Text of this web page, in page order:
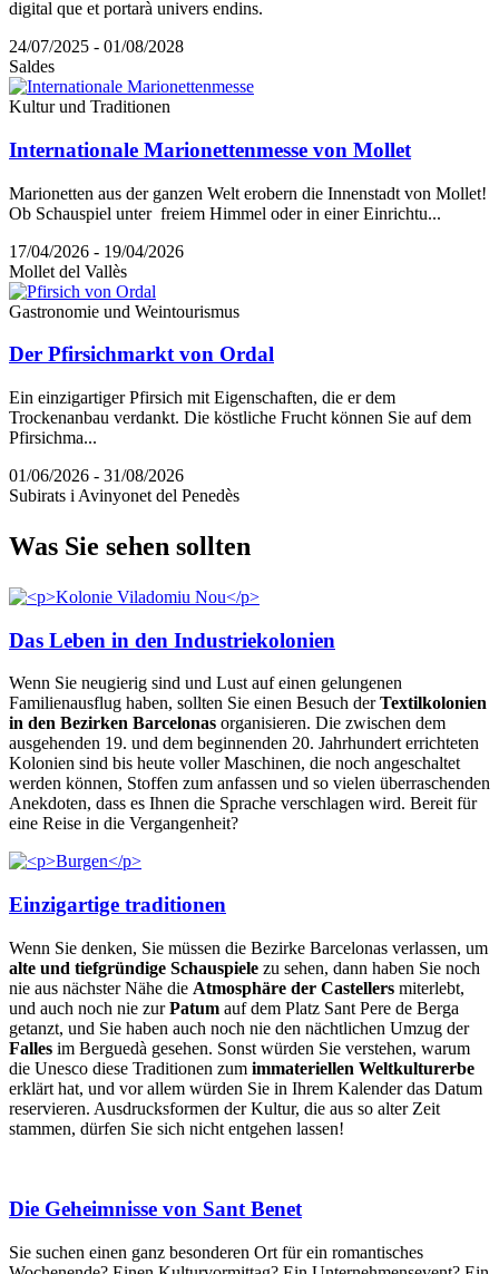
digital que et portarà univers endins.
24/07/2025 - 01/08/2028
Saldes
Kultur und Traditionen
Internationale Marionettenmesse von Mollet
Marionetten aus der ganzen Welt erobern die Innenstadt von Mollet!
Ob Schauspiel unter freiem Himmel oder in einer Einrichtu...
17/04/2026 - 19/04/2026
Mollet del Vallès
Gastronomie und Weintourismus
Der Pfirsichmarkt von Ordal
Ein einzigartiger Pfirsich mit Eigenschaften, die er dem
Trockenanbau verdankt. Die köstliche Frucht können Sie auf dem
Pfirsichma...
01/06/2026 - 31/08/2026
Subirats i Avinyonet del Penedès
Was Sie sehen sollten
Das Leben in den Industriekolonien
Wenn Sie neugierig sind und Lust auf einen gelungenen
Familienausflug haben, sollten Sie einen Besuch derTextilkolonien
in den Bezirken Barcelonas organisieren. Die zwischen dem
ausgehenden 19. und dem beginnenden 20. Jahrhundert errichteten
Kolonien sind bis heute voller Maschinen, die noch angeschaltet
werden können, Stoffen zum anfassen und so vielen überraschenden
Anekdoten, dass es Ihnen die Sprache verschlagen wird. Bereit für
eine Reise in die Vergangenheit?
Einzigartige traditionen
Wenn Sie denken, Sie müssen die Bezirke Barcelonas verlassen, um
alte und tiefgründige Schauspiele zu sehen, dann haben Sie noch
nie aus nächster Nähe die Atmosphäre der Castellers miterlebt,
und auch noch nie zurPatum auf dem Platz Sant Pere de Berga
getanzt, und Sie haben auch noch nie den nächtlichen Umzug der
Falles im Berguedà gesehen. Sonst würden Sie verstehen, warum
die Unesco diese Traditionen zum immateriellen Weltkulturerbe
erklärt hat, und vor allem würden Sie in Ihrem Kalender das Datum
reservieren. Ausdrucksformen der Kultur, die aus so alter Zeit
stammen, dürfen Sie sich nicht entgehen lassen!
Die Geheimnisse von Sant Benet
Sie suchen einen ganz besonderen Ort für ein romantisches